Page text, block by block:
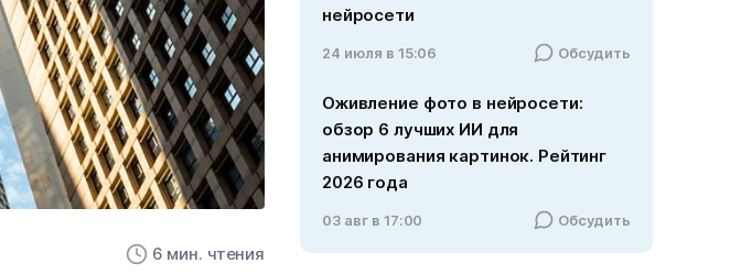
6 мин. чтения
нейросети
24 июля в 15:06 Обсудить
Оживление фото в нейросети:
обзор 6 лучших ИИ для
анимирования картинок. Рейтинг
2026 года
03 авг в 17:00 Обсудить